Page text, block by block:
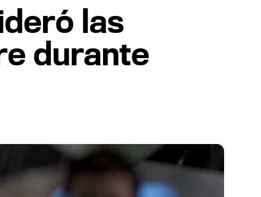
las
durante